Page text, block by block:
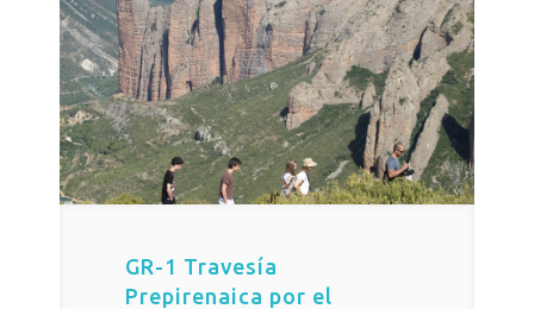
GR-1 Travesía
Prepirenaica por el